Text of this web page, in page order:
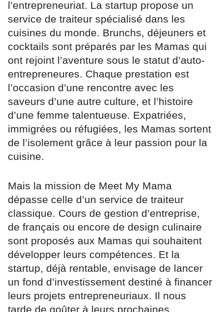
l’entrepreneuriat. La startup propose un
service de traiteur spécialisé dans les
cuisines du monde. Brunchs, déjeuners et
cocktails sont préparés par les Mamas qui
ont rejoint l’aventure sous le statut d’auto-
entrepreneures. Chaque prestation est
l’occasion d’une rencontre avec les
saveurs d’une autre culture, et l’histoire
d’une femme talentueuse. Expatriées,
immigrées ou réfugiées, les Mamas sortent
de l’isolement grâce à leur passion pour la
cuisine.
Mais la mission de Meet My Mama
dépasse celle d’un service de traiteur
classique. Cours de gestion d’entreprise,
de français ou encore de design culinaire
sont proposés aux Mamas qui souhaitent
développer leurs compétences. Et la
startup, déjà rentable, envisage de lancer
un fond d’investissement destiné à financer
leurs projets entrepreneuriaux. Il nous
tarde de goûter à leurs prochaines